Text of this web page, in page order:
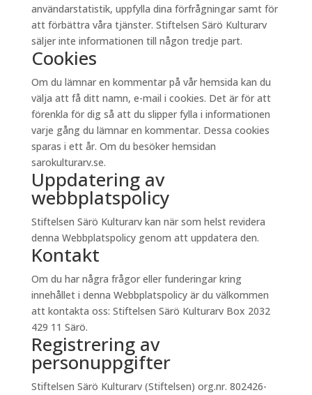
användarstatistik, uppfylla dina förfrågningar samt för
att förbättra våra tjänster. Stiftelsen Särö Kulturarv
säljer inte informationen till någon tredje part.
Cookies
Om du lämnar en kommentar på vår hemsida kan du
välja att få ditt namn, e-mail i cookies. Det är för att
förenkla för dig så att du slipper fylla i informationen
varje gång du lämnar en kommentar. Dessa cookies
sparas i ett år. Om du besöker hemsidan
sarokulturarv.se.
Uppdatering av
webbplatspolicy
Stiftelsen Särö Kulturarv kan när som helst revidera
denna Webbplatspolicy genom att uppdatera den.
Kontakt
Om du har några frågor eller funderingar kring
innehållet i denna Webbplatspolicy är du välkommen
att kontakta oss: Stiftelsen Särö Kulturarv Box 2032
429 11 Särö.
Registrering av
personuppgifter
Stiftelsen Särö Kulturarv (Stiftelsen) org.nr. 802426-